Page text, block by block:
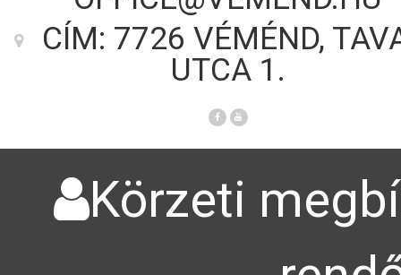
CÍM: 7726 VÉMÉND,
UTCA 1.
Körzeti